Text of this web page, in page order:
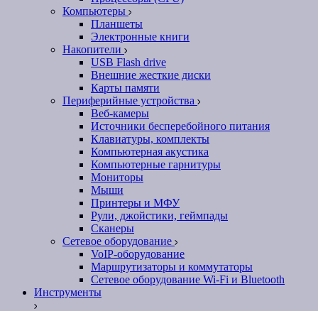
Компьютеры
Планшеты
Электронные книги
Накопители
USB Flash drive
Внешние жесткие диски
Карты памяти
Периферийные устройства
Веб-камеры
Источники бесперебойного питания
Клавиатуры, комплекты
Компьютерная акустика
Компьютерные гарнитуры
Мониторы
Мыши
Принтеры и МФУ
Рули, джойстики, геймпады
Сканеры
Сетевое оборудование
VoIP-оборудование
Маршрутизаторы и коммутаторы
Сетевое оборудование Wi-Fi и Bluetooth
Инструменты